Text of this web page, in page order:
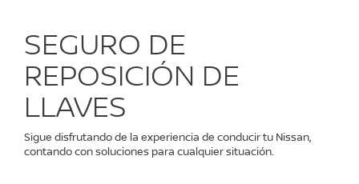
SEGURO DE
REPOSICIÓN DE
LLAVES
Sigue disfrutando de la experiencia de conducir tu Nissan,
contando con soluciones para cualquier situación.